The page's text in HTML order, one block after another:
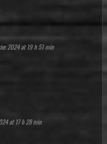
2024 at 19 h 51 min
at 17 h 28 min